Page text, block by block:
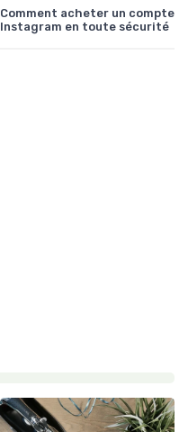
Comment acheter un compte
Instagram en toute sécurité